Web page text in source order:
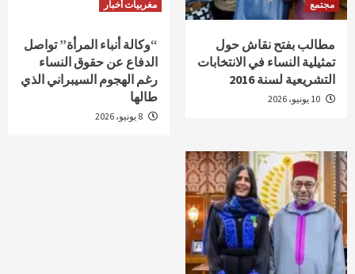
مجتمع
مطالب بفتح نقاش حول
تمثيلية النساء في الانتخابات
التشريعية لسنة 2016
مغربيات أخبار
“وكالة أنباء المرأة” تواصل
الدفاع عن حقوق النساء
رغم الهجوم السيبراني الذي
طالها